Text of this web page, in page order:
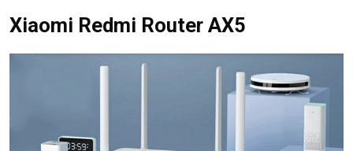
Xiaomi Redmi Router AX5